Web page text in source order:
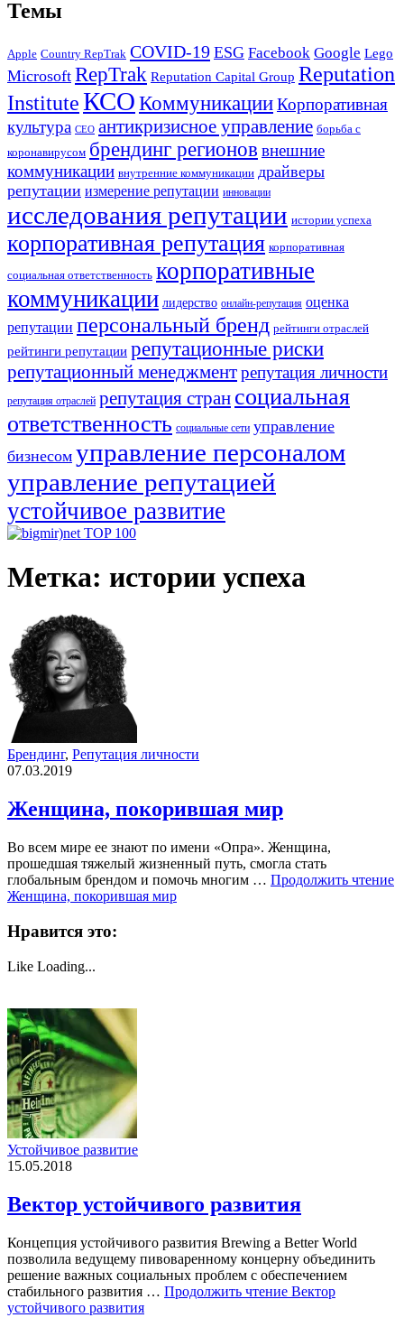
Темы
Apple Country RepTrak COVID-19 ESG Facebook Google Lego
Microsoft RepTrak Reputation Capital Group Reputation
InstituteКСО КоммуникацииКорпоративная
культура СЕО антикризисное управление борьба с
коронавирусом брендинг регионов внешние
коммуникации внутренние коммуникации драйверы
репутации измерение репутации инновации
исследования репутации истории успеха
корпоративная репутация корпоративная
социальная ответственность корпоративные
коммуникации лидерство онлайн-репутация оценка
репутации персональный бренд рейтинги отраслей
рейтинги репутации репутационные риски
репутационный менеджментрепутация личности
репутация отраслей репутация стран социальная
ответственность социальные сети управление
бизнесом управление персоналом
управление репутацией
устойчивое развитие
Метка: истории успеха
Брендинг, Репутация личности
07.03.2019
Женщина, покорившая мир
Во всем мире ее знают по имени «Опра». Женщина,
прошедшая тяжелый жизненный путь, смогла стать
глобальным брендом и помочь многим … Продолжить чтение
Женщина, покорившая мир
Нравится это:
Like Loading...
Устойчивое развитие
15.05.2018
Вектор устойчивого развития
Концепция устойчивого развития Brewing a Better World
позволила ведущему пивоваренному концерну объединить
решение важных социальных проблем с обеспечением
стабильного развития … Продолжить чтение Вектор
устойчивого развития